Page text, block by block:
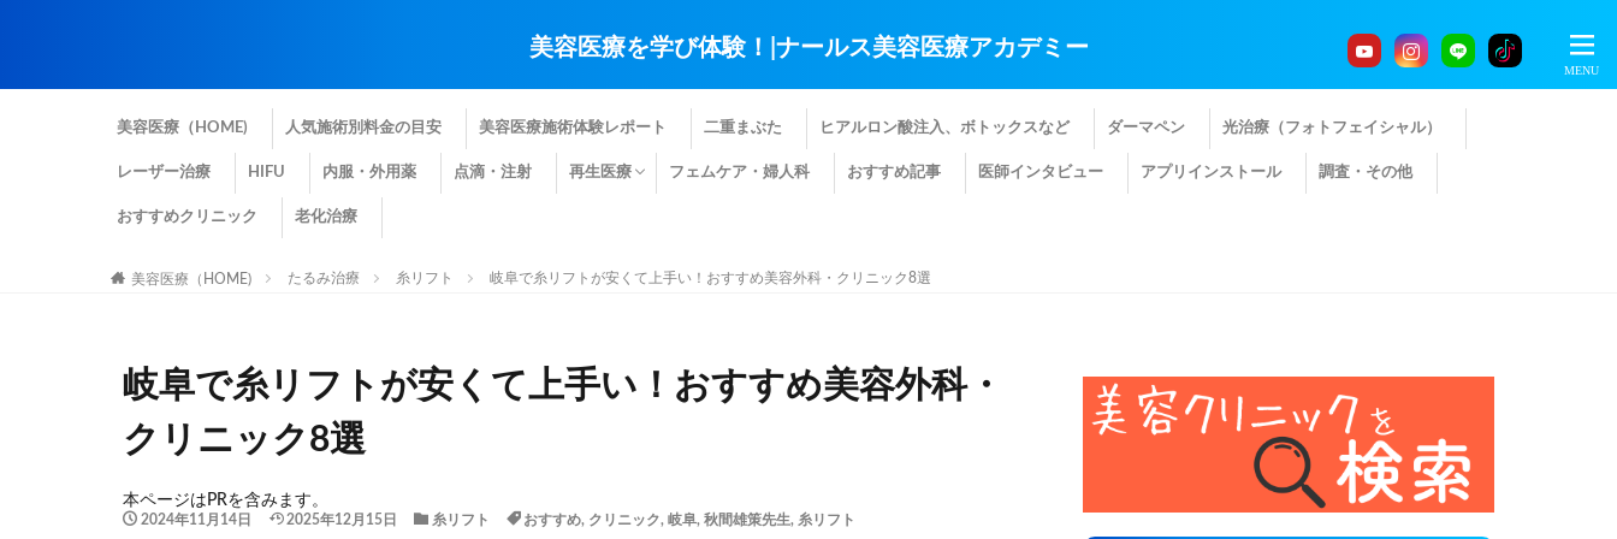
美容医療を学び体験！|ナールス美容医療アカデミー
美容医療（HOME) 人気施術別料金の目安 美容医療施術体験レポート 二重まぶた ヒアルロン酸注入、ボトックスなど ダーマペン 光治療（フォトフェイシャル）
レーザー治療 HIFU 内服・外用薬 点滴・注射 再生医療 フェムケア・婦人科 おすすめ記事 医師インタビュー アプリインストール 調査・その他
おすすめクリニック 老化治療
美容医療（HOME) たるみ治療 糸リフト 岐阜で糸リフトが安くて上手い！おすすめ美容外科・クリニック8選
岐阜で糸リフトが安くて上手い！おすすめ美容外科・
クリニック8選
本ページはPRを含みます。
2024年11月14日 2025年12月15日 糸リフト おすすめ, クリニック, 岐阜, 秋間雄策先生, 糸リフト